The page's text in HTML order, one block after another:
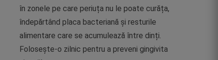
în zonele pe care periuța nu le poate curăța,
îndepărtând placa bacteriană și resturile
alimentare care se acumulează între dinți.
Folosește-o zilnic pentru a preveni gingivita